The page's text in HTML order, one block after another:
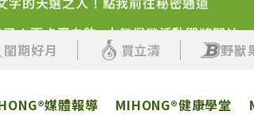
了！百卡蛋白飲+人氣保健活動即將開始
閨期好月 買立清 野獸
媒體報導 MIHONG®健康學堂